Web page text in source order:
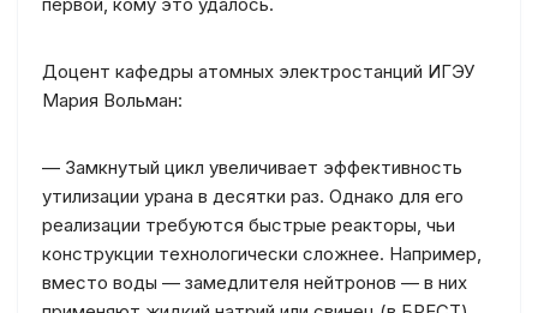
Доцент кафедры атомных электростанций ИГЭУ
Мария Вольман:
— Замкнутый цикл увеличивает эффективность
утилизации урана в десятки раз. Однако для его
реализации требуются быстрые реакторы, чьи
конструкции технологически сложнее. Например,
вместо воды — замедлителя нейтронов — в них